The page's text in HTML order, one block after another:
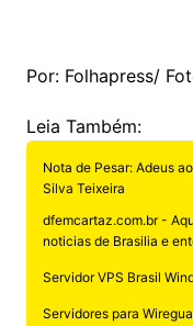
Por: Folhapress/
Leia Também:
Nota de Pesar: Adeus
Silva Teixeira
dfemcartaz.com.br -
noticias de Brasilia e
Servidor VPS Brasil
Servidores para